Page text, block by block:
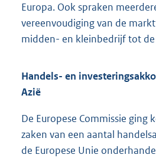
Europa. Ook spraken
vereenvoudiging van de
midden- en kleinbedrijf tot de
Handels- en
Azië
De Europese Commissie ging
zaken van een aantal
de Europese Unie